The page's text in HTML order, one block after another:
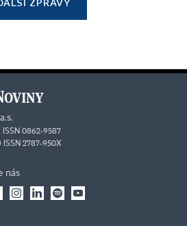
ZPRÁVY
0862-9587
2787-950X
nás